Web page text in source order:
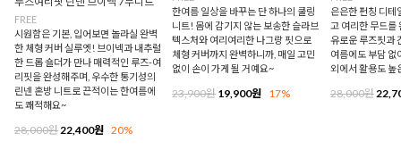
FREE
시원함은 기본, 입어보면 놀라실 완벽
한 체형 커버 실루엣! 브이넥과 내추럴
한 드롭 숄더가 만나 매력적인 루즈-여
리핏을 완성해주며, 우수한 통기성의
린넨 혼방 니트로 끈적이는 한여름에
도 쾌적해요~
28,000원22,400원 20%
한여름 일상을 바꾸는 단 하나의 쿨링
니트! 몸에 감기지 않는 보송한 슬라브
텍스처와 여리여리한 나그랑 핏으로
체형 커버까지 완벽하니까, 매일 고민
없이 손이 가게 될 거예요~
23,900원19,900원 17%
은은한 펀칭 디테
고 여리한 무드를
유로운 루즈핏과
여름에도 부담 없
외에서 활용도 높
28,000원